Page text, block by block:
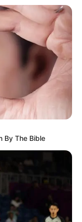
By The Bible